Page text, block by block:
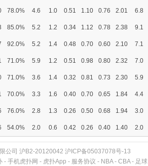
78.0% 4.6 1.0 0.51 1.10 0.76 2.01 6.8
85.0% 5.2 1.2 0.34 1.12 0.78 2.38 9.1
92.0% 5.2 1.4 0.48 0.70 0.60 2.10 7.1
71.0% 5.9 1.2 0.51 0.98 0.80 2.32 7.0
71.0% 3.6 1.4 0.32 0.81 0.73 2.30 5.9
70.0% 3.3 1.6 0.40 0.70 0.65 1.84 4.4
76.0% 2.8 1.3 0.26 0.50 0.68 1.94 3.0
54.0% 2.0 0.6 0.42 0.26 0.40 1.40 2.0
公司 沪B2-20120042 沪ICP备05037078号-13
- 手机虎扑网 - 虎扑App - 服务协议 - NBA- CBA- 足球